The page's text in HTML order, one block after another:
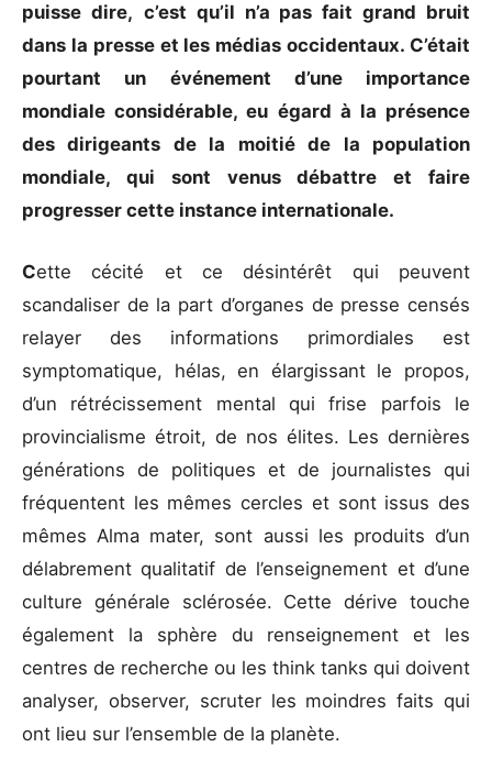
puisse dire, c’est qu’il n’a pas fait grand bruit
dans la presse et les médias occidentaux. C’était
pourtant un événement d’une importance
mondiale considérable, eu égard à la présence
des dirigeants de la moitié de la population
mondiale, qui sont venus débattre et faire
progresser cette instance internationale.
Cette cécité et ce désintérêt qui peuvent
scandaliser de la part d’organes de presse censés
relayer des informations primordiales est
symptomatique, hélas, en élargissant le propos,
d’un rétrécissement mental qui frise parfois le
provincialisme étroit, de nos élites. Les dernières
générations de politiques et de journalistes qui
fréquentent les mêmes cercles et sont issus des
mêmes Alma mater, sont aussi les produits d’un
délabrement qualitatif de l’enseignement et d’une
culture générale sclérosée. Cette dérive touche
également la sphère du renseignement et les
centres de recherche ou les think tanks qui doivent
analyser, observer, scruter les moindres faits qui
ont lieu sur l’ensemble de la planète.